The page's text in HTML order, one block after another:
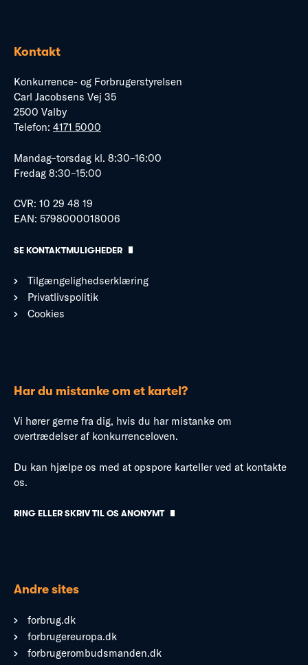
Kontakt
Konkurrence- og Forbrugerstyrelsen
Carl Jacobsens Vej 35
2500 Valby
Telefon: 4171 5000
Mandag–torsdag kl. 8:30–16:00
Fredag 8:30–15:00
CVR: 10 29 48 19
EAN: 5798000018006
SE KONTAKTMULIGHEDER
Tilgængelighedserklæring
Privatlivspolitik
Cookies
Har du mistanke om et kartel?
Vi hører gerne fra dig, hvis du har mistanke om
overtrædelser af konkurrenceloven.
Du kan hjælpe os med at opspore karteller ved at kontakte
os.
RING ELLER SKRIV TIL OS ANONYMT
Andre sites
forbrug.dk
forbrugereuropa.dk
forbrugerombudsmanden.dk